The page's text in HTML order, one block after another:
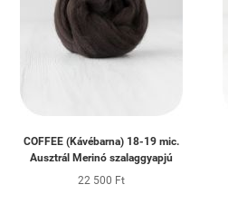
COFFEE (Kávébarna) 18-19 mic.
Ausztrál Merinó szalaggyapjú
22 500 Ft